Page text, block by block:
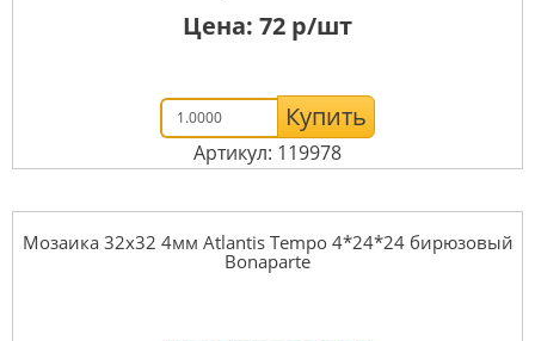
Цена: 72 р/шт
Купить
Артикул: 119978
Мозаика 32x32 4мм Atlantis Tempo 4*24*24 бирюзовый
Bonaparte